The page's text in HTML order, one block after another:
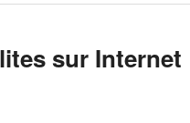
sur Internet